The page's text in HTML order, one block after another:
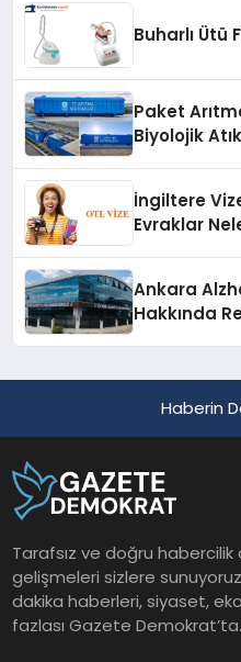
Buharlı Ütü
Paket
Biyolojik
İngiltere
Evraklar
Ankara
Hakkında
Haberin
Tarafsız ve doğru habercilik
gelişmeleri sizlere
dakika haberleri, siyaset,
fazlası Gazete Demokrat’ta.